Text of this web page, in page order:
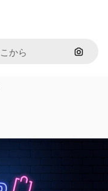
画像で